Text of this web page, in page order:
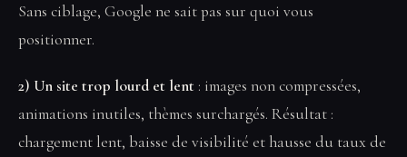
Sans ciblage, Google ne sait pas sur quoi vous
positionner.
2) Un site trop lourd et lent : images non compressées,
animations inutiles, thèmes surchargés. Résultat :
chargement lent, baisse de visibilité et hausse du taux de